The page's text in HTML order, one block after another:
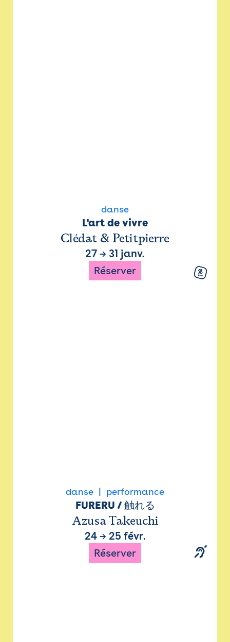
danse
L'art de vivre
Clédat & Petitpierre
27 → 31 janv.
Réserver
danse performance
FURERU / 触れる
Azusa Takeuchi
24→ 25 févr.
Réserver